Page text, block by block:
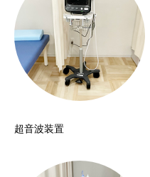
超音波装置